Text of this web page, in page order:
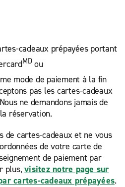
cadeaux prépayées portant
MDou
mode de paiement à la fin
pas les cartes-cadeaux
ne demandons jamais de
réservation.
de cartes-cadeaux et ne vous
de votre carte de
de paiement par
plus, visitez notre page sur
cartes-cadeaux prépayées.